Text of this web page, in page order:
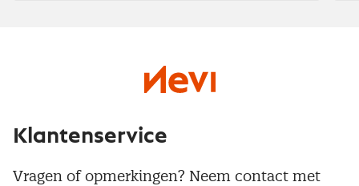
Klantenservice
Vragen of opmerkingen? Neem contact met